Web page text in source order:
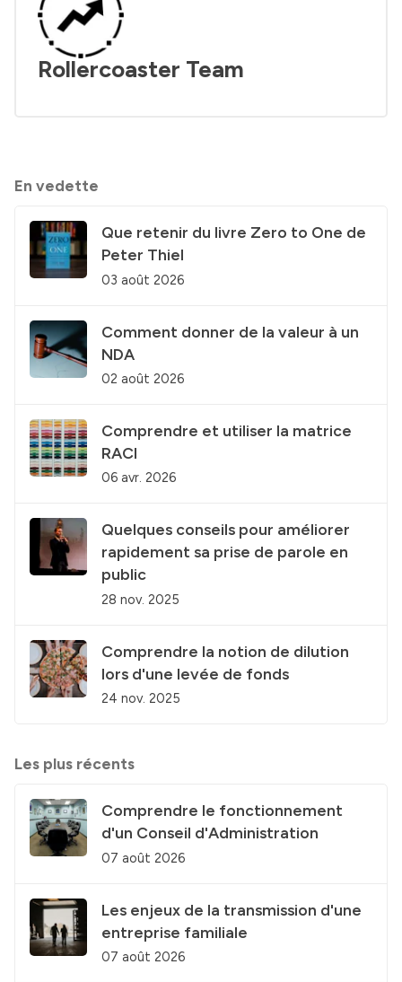
Rollercoaster Team
En vedette
Que retenir du livre Zero to One de
Peter Thiel
03 août 2026
Comment donner de la valeur à un
NDA
02 août 2026
Comprendre et utiliser la matrice
RACI
06 avr. 2026
Quelques conseils pour améliorer
rapidement sa prise de parole en
public
28 nov. 2025
Comprendre la notion de dilution
lors d'une levée de fonds
24 nov. 2025
Les plus récents
Comprendre le fonctionnement
d'un Conseil d'Administration
07 août 2026
Les enjeux de la transmission d'une
entreprise familiale
07 août 2026